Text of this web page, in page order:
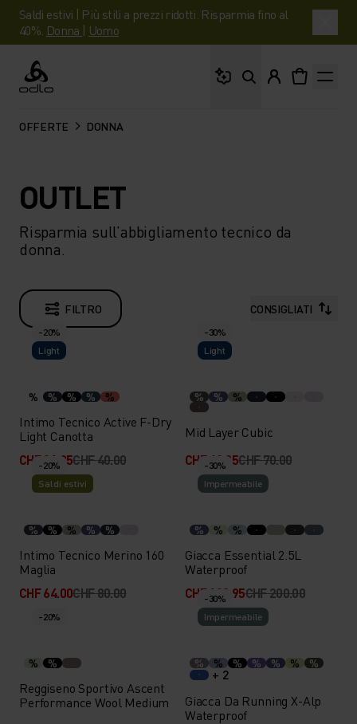
Saldi estivi | Più stili a prezzi ridotti. Risparmia fino al
40%. Donna | Uomo
Odlo
OFFERTE DONNA
OUTLET
Risparmia sull’abbigliamento tecnico da
donna.
FILTRO CONSIGLIATI
-20%
Light
% % % % %
Intimo Tecnico Active F-Dry
Light Canotta
CHF 31.95CHF 40.00
-30%
Light
% % %
Mid Layer Cubic
CHF 48.95CHF 70.00
-20%
Saldi estivi
% % % % %
Intimo Tecnico Merino 160
Maglia
CHF 64.00CHF 80.00
-30%
Impermeabile
% % %
Giacca Essential 2.5L
Waterproof
CHF 139.95CHF 200.00
-20%
% %
Reggiseno Sportivo Ascent
Performance Wool Medium
-30%
Impermeabile
% % % % % % %
+ 2
Giacca Da Running X-Alp
Waterproof